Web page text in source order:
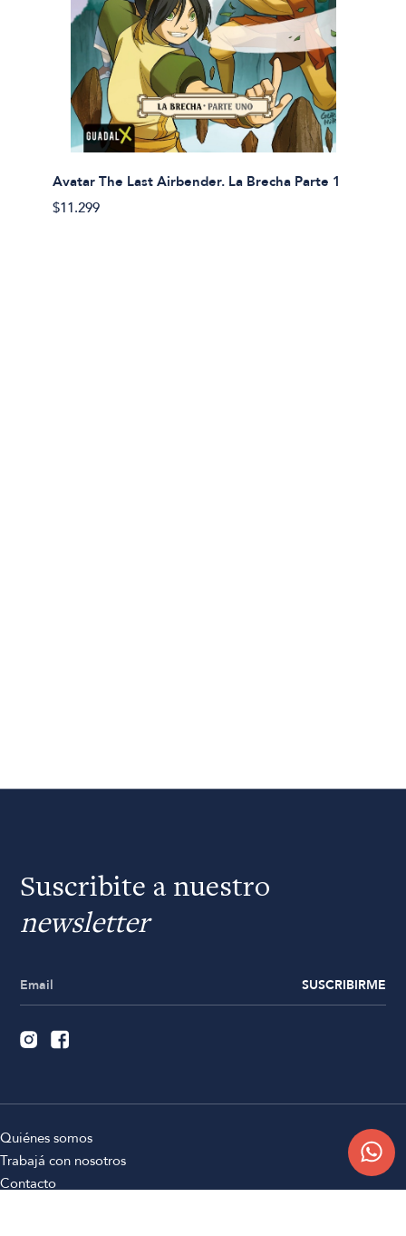
Avatar The Last Airbender. La Brecha Parte 1
$11.299
Suscribite a nuestro
newsletter
SUSCRIBIRME
Quiénes somos
Trabajá con nosotros
Contacto